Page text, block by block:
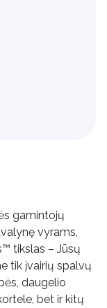
gamintojų
vyrams,
tikslas – Jūsų
tik įvairių spalvų
daugelio
bet ir kitų